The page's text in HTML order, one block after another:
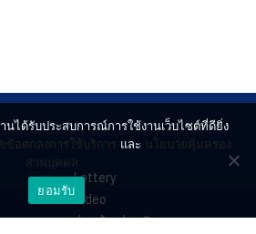
Lottery
Video
ร่วมด้วยช่วยกัน
นได้รับประสบการณ์การใช้งานเว็บไซต์ที่ดียิ่ง
ข้อตกลงการใช้บริการ และ นโยบายคุ้มครอง
ส่วนบุคคล
ยอมรับ